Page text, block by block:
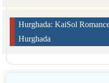
Hurghada: KaiSol
Hurghada